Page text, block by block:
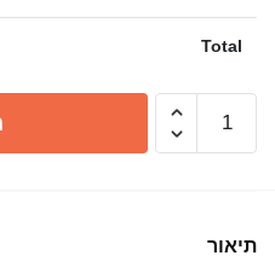
Total
גבוה
תיאור